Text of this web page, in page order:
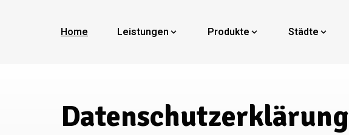
Home Leistungen Produkte Städte
Datenschutzerklärung